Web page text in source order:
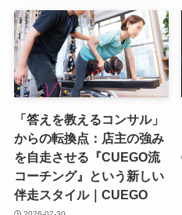
「答えを教えるコンサル」
からの転換点：店主の強み
を自走させる『CUEGO流
コーチング』という新しい
伴走スタイル｜CUEGO